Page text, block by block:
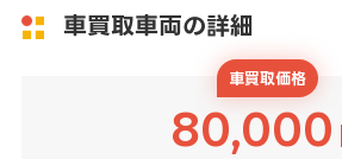
車買取車両の詳細
車買取価格
80,000